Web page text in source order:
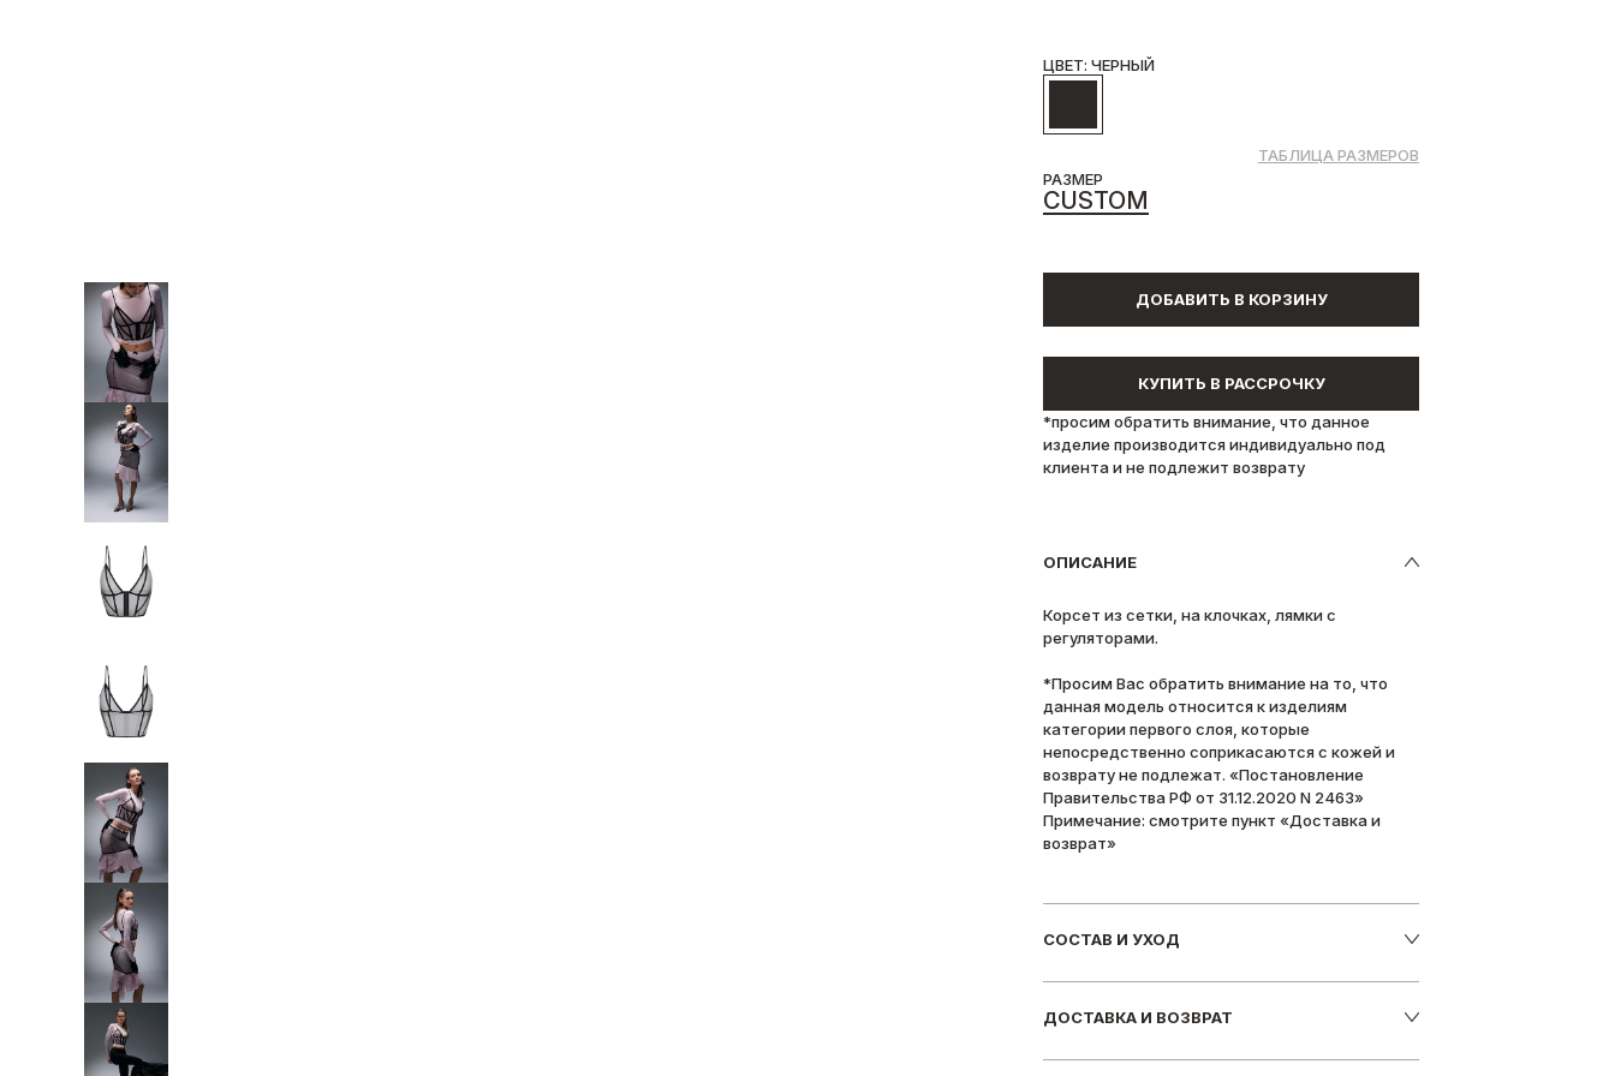
ДОБАВИТЬ В КОРЗИНУ
КУПИТЬ В РАССРОЧКУ
*просим обратить внимание, что данное
изделие производится индивидуально под
клиента и не подлежит возврату
РАЗМЕР
CUSTOM
ЦВЕТ: ЧЕРНЫЙ
ТАБЛИЦА РАЗМЕРОВ
ОПИСАНИЕ
Корсет из сетки, на клочках, лямки с
регуляторами.
*Просим Вас обратить внимание на то, что
данная модель относится к изделиям
категории первого слоя, которые
непосредственно соприкасаются с кожей и
возврату не подлежат. «Постановление
Правительства РФ от 31.12.2020 N 2463»
Примечание: смотрите пункт «Доставка и
возврат»
СОСТАВ И УХОД
ДОСТАВКА И ВОЗВРАТ